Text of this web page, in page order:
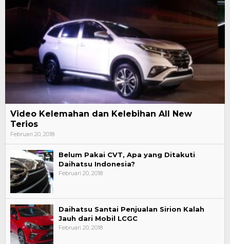
Video Kelemahan dan Kelebihan All New
Terios
Februari 20, 2018
Belum Pakai CVT, Apa yang Ditakuti
Daihatsu Indonesia?
Februari 20, 2018
Daihatsu Santai Penjualan Sirion Kalah
Jauh dari Mobil LCGC
Februari 20, 2018